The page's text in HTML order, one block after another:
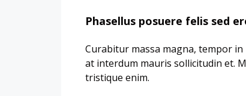
Phasellus posuere felis sed
Curabitur massa magna, tempor
at interdum mauris sollicitudin et.
tristique enim.